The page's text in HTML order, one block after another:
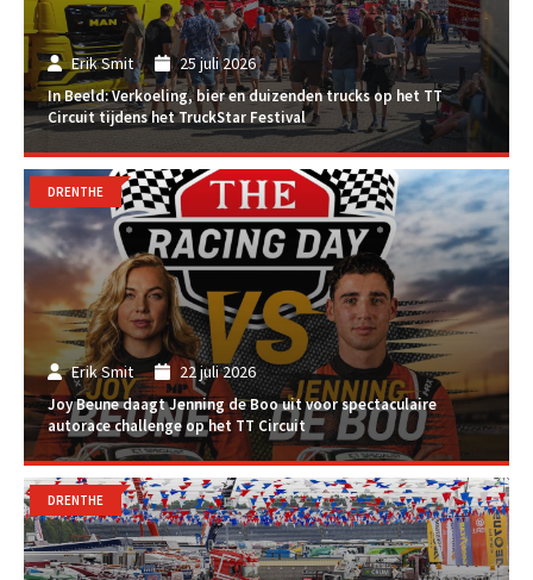
Erik Smit 25 juli 2026
In Beeld: Verkoeling, bier en duizenden trucks op het TT
Circuit tijdens het TruckStar Festival
Erik Smit 22 juli 2026
Joy Beune daagt Jenning de Boo uit voor spectaculaire
autorace challenge op het TT Circuit
DRENTHE
DRENTHE